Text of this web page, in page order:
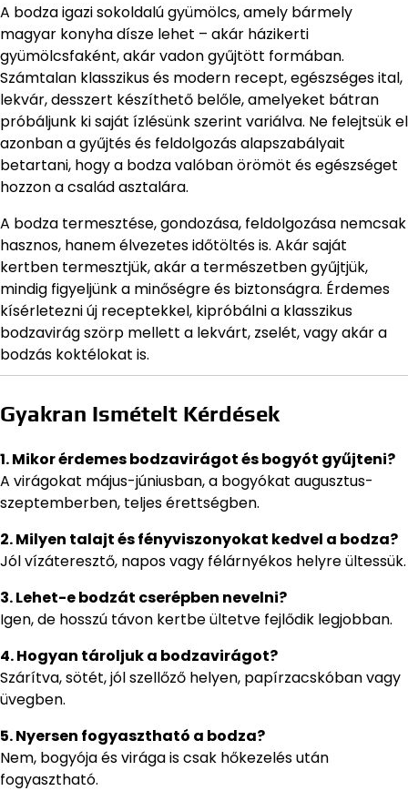
A bodza igazi sokoldalú gyümölcs, amely bármely
magyar konyha dísze lehet – akár házikerti
gyümölcsfaként, akár vadon gyűjtött formában.
Számtalan klasszikus és modern recept, egészséges ital,
lekvár, desszert készíthető belőle, amelyeket bátran
próbáljunk ki saját ízlésünk szerint variálva. Ne felejtsük el
azonban a gyűjtés és feldolgozás alapszabályait
betartani, hogy a bodza valóban örömöt és egészséget
hozzon a család asztalára.
A bodza termesztése, gondozása, feldolgozása nemcsak
hasznos, hanem élvezetes időtöltés is. Akár saját
kertben termesztjük, akár a természetben gyűjtjük,
mindig figyeljünk a minőségre és biztonságra. Érdemes
kísérletezni új receptekkel, kipróbálni a klasszikus
bodzavirág szörp mellett a lekvárt, zselét, vagy akár a
bodzás koktélokat is.
Gyakran Ismételt Kérdések
1. Mikor érdemes bodzavirágot és bogyót gyűjteni?
A virágokat május-júniusban, a bogyókat augusztus-
szeptemberben, teljes érettségben.
2. Milyen talajt és fényviszonyokat kedvel a bodza?
Jól vízáteresztő, napos vagy félárnyékos helyre ültessük.
3. Lehet-e bodzát cserépben nevelni?
Igen, de hosszú távon kertbe ültetve fejlődik legjobban.
4. Hogyan tároljuk a bodzavirágot?
Szárítva, sötét, jól szellőző helyen, papírzacskóban vagy
üvegben.
5. Nyersen fogyasztható a bodza?
Nem, bogyója és virága is csak hőkezelés után
fogyasztható.